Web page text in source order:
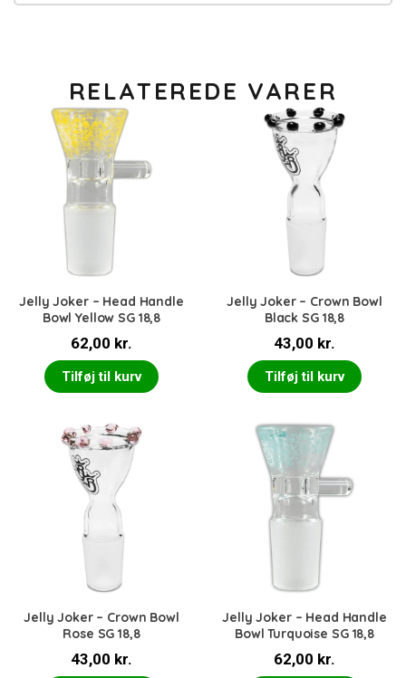
RELATEREDE VARER
Jelly Joker – Head Handle
Bowl Yellow SG 18,8
62,00 kr.
Tilføj til kurv
Jelly Joker – Crown Bowl
Black SG 18,8
43,00 kr.
Tilføj til kurv
Jelly Joker – Crown Bowl
Rose SG 18,8
43,00 kr.
Jelly Joker – Head Handle
Bowl Turquoise SG 18,8
62,00 kr.